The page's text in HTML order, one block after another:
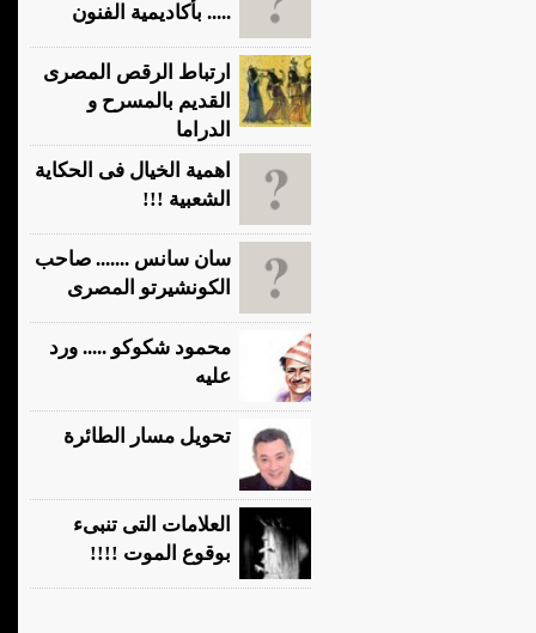
..... بأكاديمية الفنون
ارتباط الرقص المصرى
القديم بالمسرح و
الدراما
اهمية الخيال فى الحكاية
الشعبية !!!
سان سانس ....... صاحب
الكونشيرتو المصرى
محمود شكوكو ..... ورد
عليه
تحويل مسار الطائرة
العلامات التى تنبىء
بوقوع الموت !!!!